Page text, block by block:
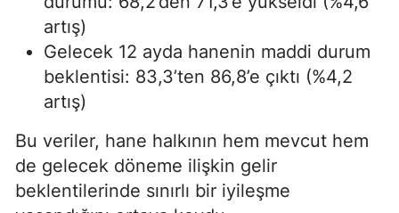
artış)
Gelecek 12 ayda hanenin maddi durum
beklentisi: 83,3’ten 86,8’e çıktı (%4,2
artış)
Bu veriler, hane halkının hem mevcut hem
de gelecek döneme ilişkin gelir
beklentilerinde sınırlı bir iyileşme